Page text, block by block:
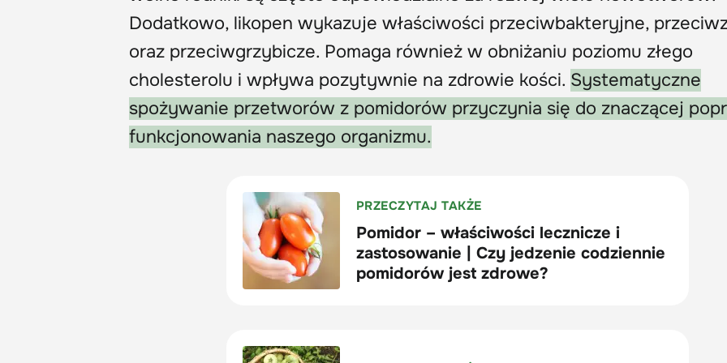
Dodatkowo, likopen wykazuje właściwości przeciwbakteryjne,
oraz przeciwgrzybicze. Pomaga również w obniżaniu poziomu złego
cholesterolu i wpływa pozytywnie na zdrowie kości. Systematyczne
spożywanie przetworów z pomidorów przyczynia się do znaczącej
funkcjonowania naszego organizmu.